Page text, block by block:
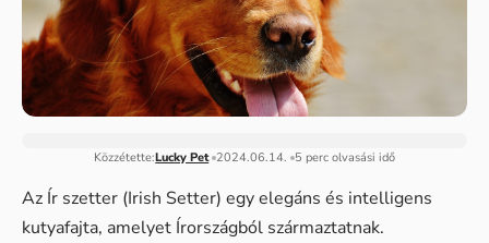
Közzétette:Lucky Pet 2024.06.14. 5 perc olvasási idő
Az Ír szetter (Irish Setter) egy elegáns és intelligens
kutyafajta, amelyet Írországból származtatnak.